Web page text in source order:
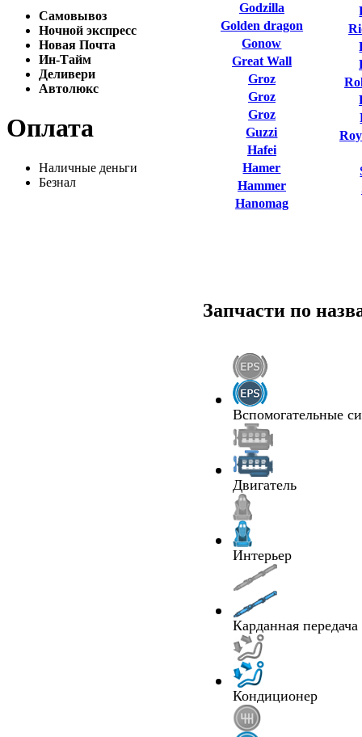
Самовывоз
Ночной экспресс
Новая Почта
Ин-Тайм
Деливери
Автолюкс
Оплата
Наличные деньги
Безнал
Godzilla
Golden dragon
Gonow
Great Wall
Groz
Groz
Groz
Guzzi
Hafei
Hamer
Hammer
Hanomag
Запчасти по
Вспомогательные
Двигатель
Интерьер
Карданная передача
Кондиционер